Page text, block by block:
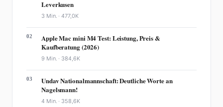
Leverkusen
3 Min. ·477,0K
02
Apple Mac mini M4 Test: Leistung, Preis &
Kaufberatung (2026)
9 Min. · 384,6K
03
Undav Nationalmannschaft: Deutliche Worte an
Nagelsmann!
4 Min. · 358,6K